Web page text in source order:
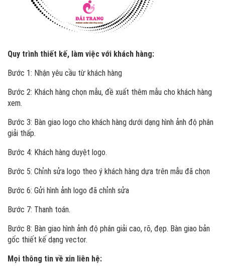
Quy trình thiết kế, làm việc với khách hàng:
Bước 1: Nhận yêu cầu từ khách hàng
Bước 2: Khách hàng chọn mẫu, đề xuất thêm mẫu cho khách hàng
xem.
Bước 3: Bàn giao logo cho khách hàng dưới dạng hình ảnh độ phân
giải thấp.
Bước 4: Khách hàng duyệt logo.
Bước 5: Chỉnh sửa logo theo ý khách hàng dựa trên mẫu đã chọn
Bước 6: Gửi hình ảnh logo đã chỉnh sửa
Bước 7: Thanh toán.
Bước 8: Bàn giao hình ảnh độ phân giải cao, rõ, đẹp. Bàn giao bản
gốc thiết kế dạng vector.
Mọi thông tin về xin liên hệ: